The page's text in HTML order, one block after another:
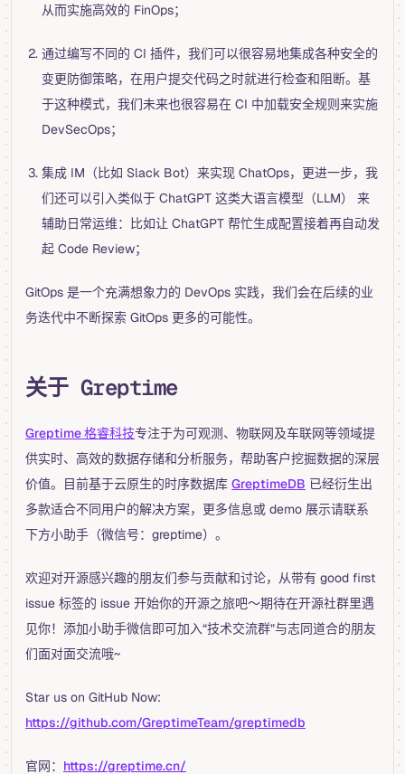
从而实施高效的 FinOps；
通过编写不同的 CI 插件，我们可以很容易地集成各种安全的
变更防御策略，在用户提交代码之时就进行检查和阻断。基
于这种模式，我们未来也很容易在 CI 中加载安全规则来实施
DevSecOps；
集成 IM（比如 Slack Bot）来实现 ChatOps，更进一步，我
们还可以引入类似于 ChatGPT 这类大语言模型（LLM） 来
辅助日常运维：比如让 ChatGPT 帮忙生成配置接着再自动发
起 Code Review；
GitOps 是一个充满想象力的 DevOps 实践，我们会在后续的业
务迭代中不断探索 GitOps 更多的可能性。
关于 Greptime
Greptime 格睿科技专注于为可观测、物联网及车联网等领域提
供实时、高效的数据存储和分析服务，帮助客户挖掘数据的深层
价值。目前基于云原生的时序数据库 GreptimeDB 已经衍生出
多款适合不同用户的解决方案，更多信息或 demo 展示请联系
下方小助手（微信号：greptime）。
欢迎对开源感兴趣的朋友们参与贡献和讨论，从带有 good first
issue 标签的 issue 开始你的开源之旅吧～期待在开源社群里遇
见你！添加小助手微信即可加入“技术交流群”与志同道合的朋友
们面对面交流哦~
Star us on GitHub Now:
https://github.com/GreptimeTeam/greptimedb
官网： https://greptime.cn/